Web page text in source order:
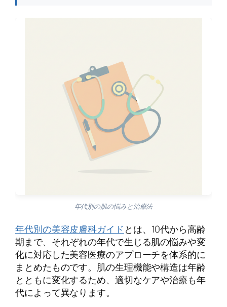
年代別の肌の悩みと治療法
年代別の美容皮膚科ガイドとは、10代から高齢
期まで、それぞれの年代で生じる肌の悩みや変
化に対応した美容医療のアプローチを体系的に
まとめたものです。肌の生理機能や構造は年齢
とともに変化するため、適切なケアや治療も年
代によって異なります。